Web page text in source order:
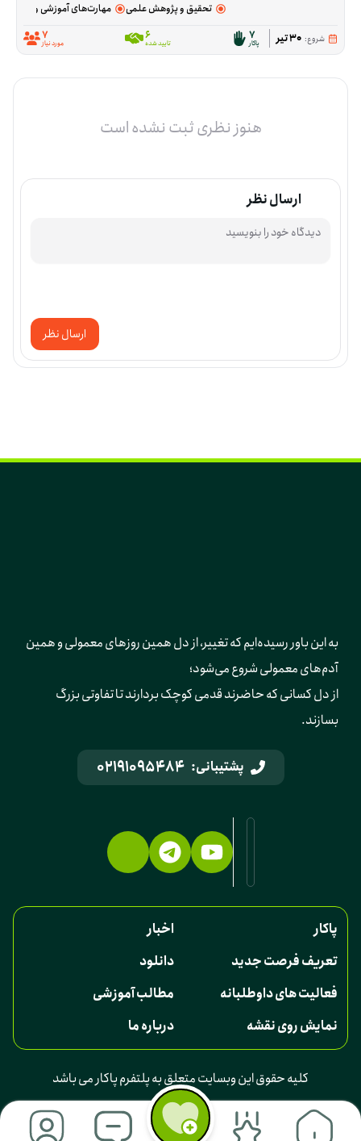
تحقیق و پژوهش علمی مهارت‌های آموزشی و پژوهشی
شروع: 30 تیر 7
پاکار 6
تایید شده 7
مورد نیاز
هنوز نظری ثبت نشده است
ارسال نظر
ارسال نظر
به این باور رسیده‌ایم که تغییر، از دل همین روزهای معمولی و همین
آدم‌های معمولی شروع می‌شود؛
از دل کسانی که حاضرند قدمی کوچک بردارند تا تفاوتی بزرگ
بسازند.
پشتیبانی: 02191095484
پاکار
اخبار
تعریف فرصت جدید
دانلود
فعالیت های داوطلبانه
مطالب آموزشی
نمایش روی نقشه
درباره ما
کلیه حقوق این وبسایت متعلق به پلتفرم پاکار می باشد